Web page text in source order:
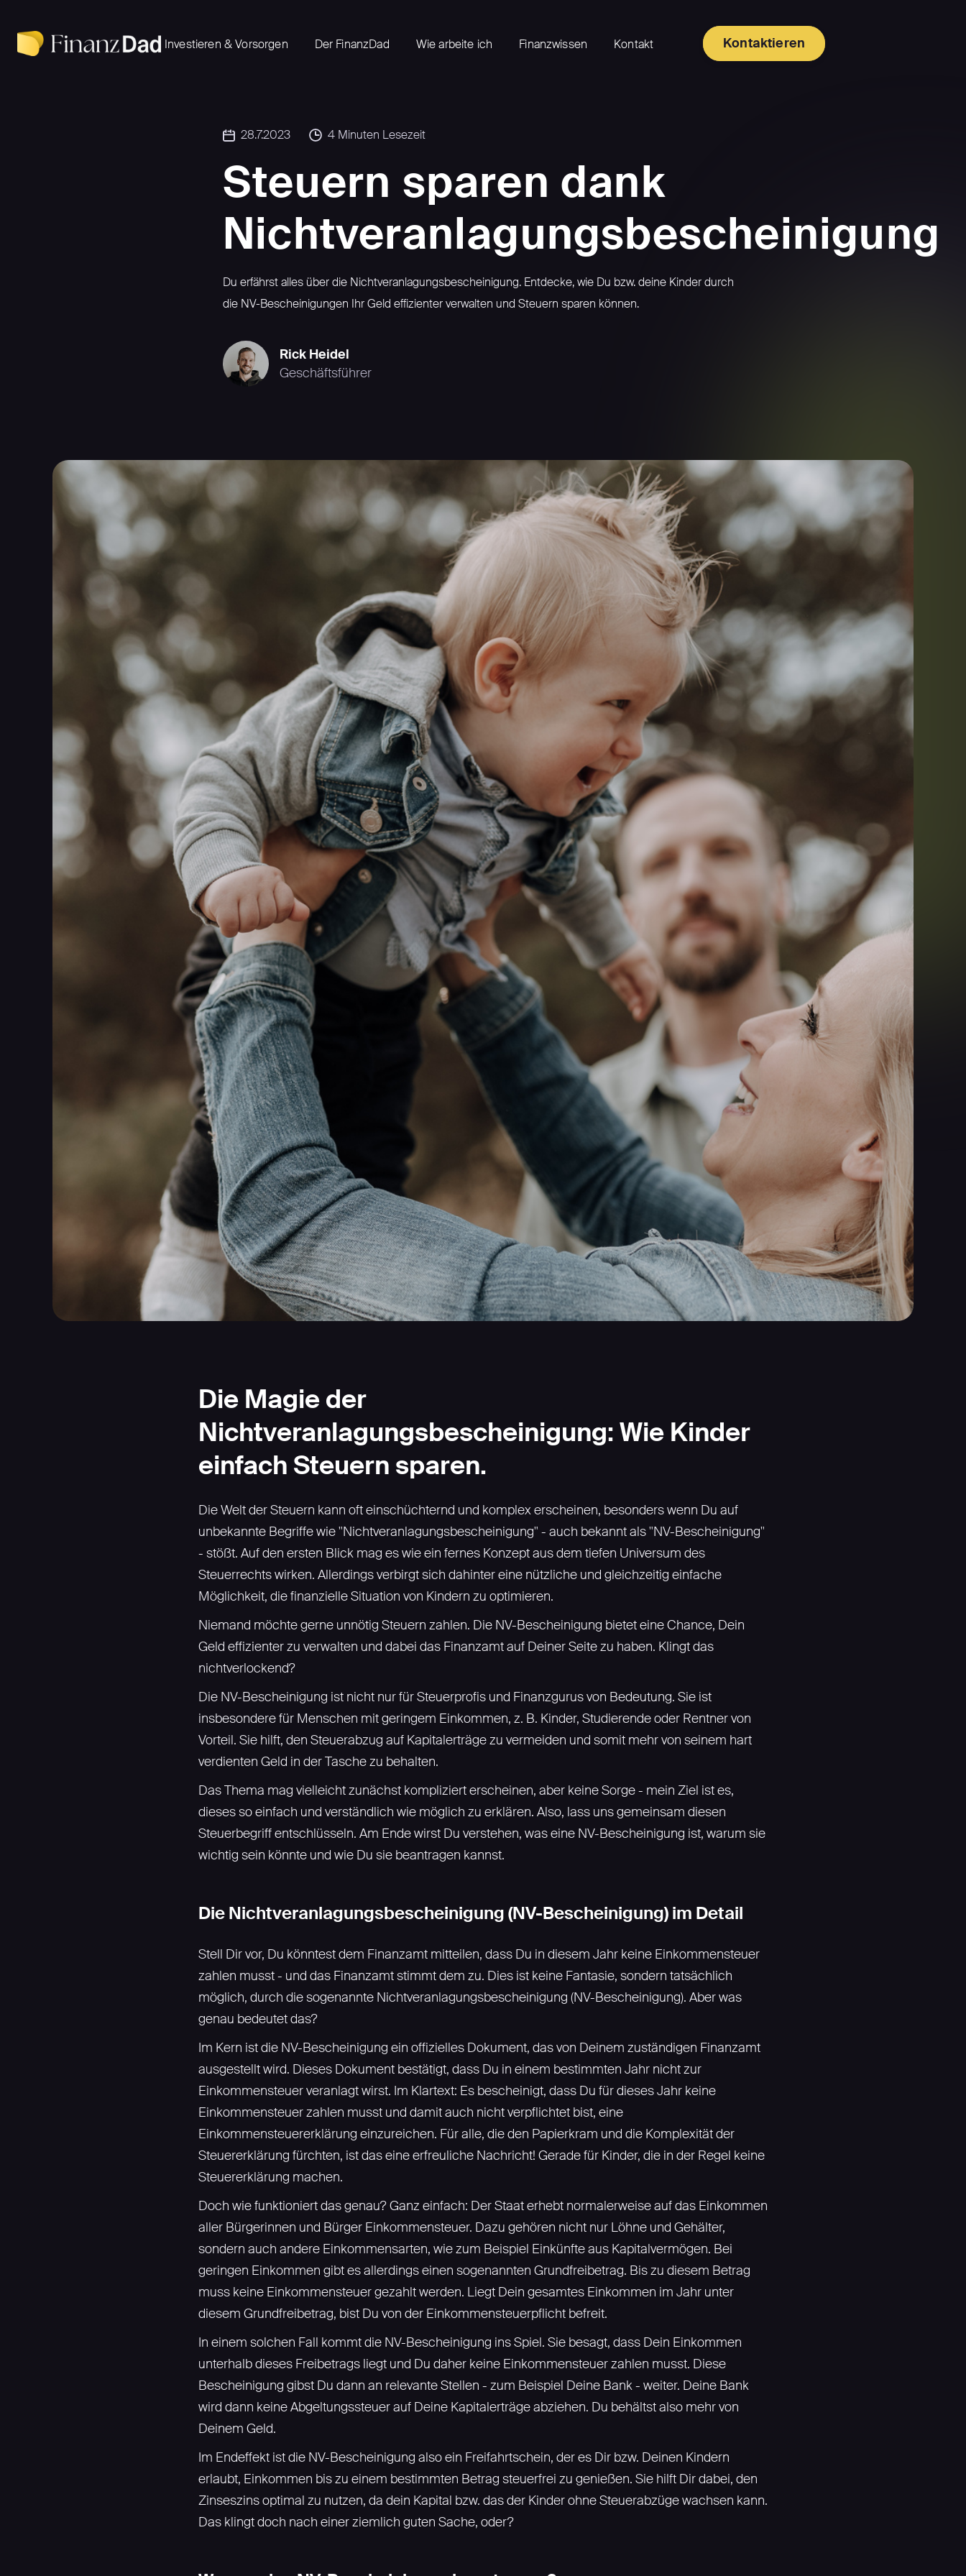
Investieren & Vorsorgen Der FinanzDad Wie arbeite ich Finanzwissen Kontakt Kontaktieren
28.7.2023 4 Minuten Lesezeit
Steuern sparen dank
Nichtveranlagungsbescheinigung
Du erfährst alles über die Nichtveranlagungsbescheinigung. Entdecke, wie Du bzw. deine Kinder durch
die NV-Bescheinigungen Ihr Geld effizienter verwalten und Steuern sparen können.
Rick Heidel
Geschäftsführer
Die Magie der
Nichtveranlagungsbescheinigung: Wie Kinder
einfach Steuern sparen.
Die Welt der Steuern kann oft einschüchternd und komplex erscheinen, besonders wenn Du auf
unbekannte Begriffe wie "Nichtveranlagungsbescheinigung" - auch bekannt als "NV-Bescheinigung"
- stößt. Auf den ersten Blick mag es wie ein fernes Konzept aus dem tiefen Universum des
Steuerrechts wirken. Allerdings verbirgt sich dahinter eine nützliche und gleichzeitig einfache
Möglichkeit, die finanzielle Situation von Kindern zu optimieren.
Niemand möchte gerne unnötig Steuern zahlen. Die NV-Bescheinigung bietet eine Chance, Dein
Geld effizienter zu verwalten und dabei das Finanzamt auf Deiner Seite zu haben. Klingt das
nichtverlockend?
Die NV-Bescheinigung ist nicht nur für Steuerprofis und Finanzgurus von Bedeutung. Sie ist
insbesondere für Menschen mit geringem Einkommen, z. B. Kinder, Studierende oder Rentner von
Vorteil. Sie hilft, den Steuerabzug auf Kapitalerträge zu vermeiden und somit mehr von seinem hart
verdienten Geld in der Tasche zu behalten.
Das Thema mag vielleicht zunächst kompliziert erscheinen, aber keine Sorge - mein Ziel ist es,
dieses so einfach und verständlich wie möglich zu erklären. Also, lass uns gemeinsam diesen
Steuerbegriff entschlüsseln. Am Ende wirst Du verstehen, was eine NV-Bescheinigung ist, warum sie
wichtig sein könnte und wie Du sie beantragen kannst.
Die Nichtveranlagungsbescheinigung (NV-Bescheinigung) im Detail
Stell Dir vor, Du könntest dem Finanzamt mitteilen, dass Du in diesem Jahr keine Einkommensteuer
zahlen musst - und das Finanzamt stimmt dem zu. Dies ist keine Fantasie, sondern tatsächlich
möglich, durch die sogenannte Nichtveranlagungsbescheinigung (NV-Bescheinigung). Aber was
genau bedeutet das?
Im Kern ist die NV-Bescheinigung ein offizielles Dokument, das von Deinem zuständigen Finanzamt
ausgestellt wird. Dieses Dokument bestätigt, dass Du in einem bestimmten Jahr nicht zur
Einkommensteuer veranlagt wirst. Im Klartext: Es bescheinigt, dass Du für dieses Jahr keine
Einkommensteuer zahlen musst und damit auch nicht verpflichtet bist, eine
Einkommensteuererklärung einzureichen. Für alle, die den Papierkram und die Komplexität der
Steuererklärung fürchten, ist das eine erfreuliche Nachricht! Gerade für Kinder, die in der Regel keine
Steuererklärung machen.
Doch wie funktioniert das genau? Ganz einfach: Der Staat erhebt normalerweise auf das Einkommen
aller Bürgerinnen und Bürger Einkommensteuer. Dazu gehören nicht nur Löhne und Gehälter,
sondern auch andere Einkommensarten, wie zum Beispiel Einkünfte aus Kapitalvermögen. Bei
geringen Einkommen gibt es allerdings einen sogenannten Grundfreibetrag. Bis zu diesem Betrag
muss keine Einkommensteuer gezahlt werden. Liegt Dein gesamtes Einkommen im Jahr unter
diesem Grundfreibetrag, bist Du von der Einkommensteuerpflicht befreit.
In einem solchen Fall kommt die NV-Bescheinigung ins Spiel. Sie besagt, dass Dein Einkommen
unterhalb dieses Freibetrags liegt und Du daher keine Einkommensteuer zahlen musst. Diese
Bescheinigung gibst Du dann an relevante Stellen - zum Beispiel Deine Bank - weiter. Deine Bank
wird dann keine Abgeltungssteuer auf Deine Kapitalerträge abziehen. Du behältst also mehr von
Deinem Geld.
Im Endeffekt ist die NV-Bescheinigung also ein Freifahrtschein, der es Dir bzw. Deinen Kindern
erlaubt, Einkommen bis zu einem bestimmten Betrag steuerfrei zu genießen. Sie hilft Dir dabei, den
Zinseszins optimal zu nutzen, da dein Kapital bzw. das der Kinder ohne Steuerabzüge wachsen kann.
Das klingt doch nach einer ziemlich guten Sache, oder?